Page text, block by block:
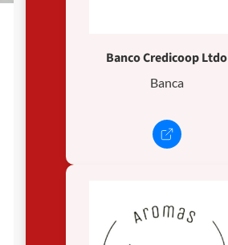
Banco Credicoop Ltdo
Banca